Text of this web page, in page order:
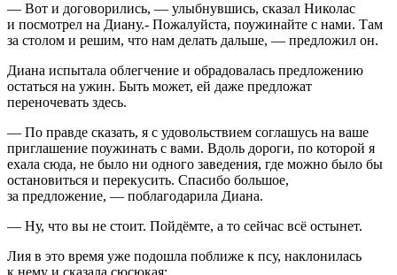
— Вот и договорились, — улыбнувшись, сказал Николас
и посмотрел на Диану.- Пожалуйста, поужинайте с нами. Там
за столом и решим, что нам делать дальше, — предложил он.
Диана испытала облегчение и обрадовалась предложению
остаться на ужин. Быть может, ей даже предложат
переночевать здесь.
— По правде сказать, я с удовольствием соглашусь на ваше
приглашение поужинать с вами. Вдоль дороги, по которой я
ехала сюда, не было ни одного заведения, где можно было бы
остановиться и перекусить. Спасибо большое,
за предложение, — поблагодарила Диана.
— Ну, что вы не стоит. Пойдёмте, а то сейчас всё остынет.
Лия в это время уже подошла поближе к псу, наклонилась